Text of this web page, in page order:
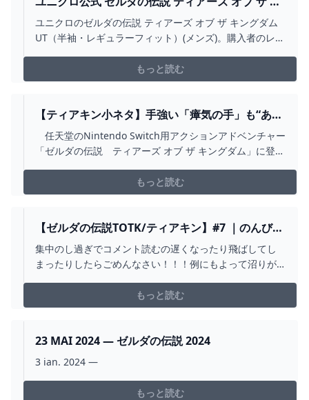
ングダム UT（半袖・レギュラーフィット）
ユニクロのゼルダの伝説 ティアーズ オブ ザ キングダム
UT（半袖・レギュラーフィット）(メンズ)。購入者のレビ
もっと読む
【ティアキン小ネタ】手強い「瘴気の手」も“あの
キノコ”を使えば退くことが容易に!?【ゼルダの伝
説】 - GAME WATCH
任天堂のNintendo Switch用アクションアドベンチャー
「ゼルダの伝説 ティアーズ オブ ザ キングダム」に登場
なお、本記事ではネタバレに関する記載が含まれている
ため注意してほしい。
もっと読む
【ゼルダの伝説TOTK/ティアキン】#7 ｜のんびり
お散歩回。最近口の上側やけどしがち。【完全初
見プレイ】 - YOUTUBE
集中のし過ぎでコメント読むの遅くなったり飛ばしてし
まったりしたらごめんなさい！！！例にもよって沼りが
⚔️ゼルダの伝説 ティアーズ オブ ザ キングダム
⚔️switch⚔️公式サイト
もっと読む
23 MAI 2024 — ゼルダの伝説 2024
3 ian. 2024 —
もっと読む